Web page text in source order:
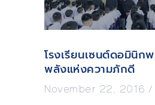
โรงเรียนเซนต์ดอมินิก
พลังแห่งความภักดี
November 22, 2016 /